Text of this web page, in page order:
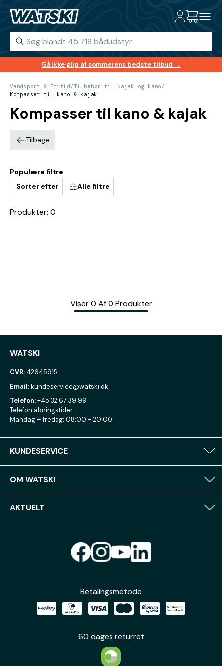
Gå ikke glip af sommerens bedste tilbud →
Vandsport & Fritid /Tilbehør til Kajak og kano/
Kompasser til kano & kajak
Kompasser til kano & kajak
Tilbage
Populære filtre
Sorter efter
Alle filtre
Produkter: 0
Viser 0 Af 0 Produkter
WATSKI
CVR: 42645915
Email:kundeservice@watski.dk
Telefon:+45 32 67 39 99
Telefon åbningstider:
Mandag – fredag: 08:00 - 20:00
KUNDESERVICE
OM WATSKI
AKTUELT
Betalingsmetode
60 dages returret